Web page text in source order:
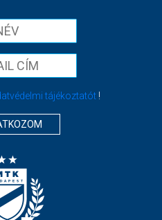
tájékoztatót!